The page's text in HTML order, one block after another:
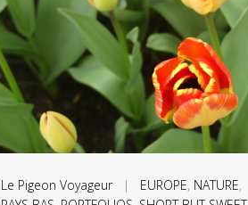
Le Pigeon Voyageur| EUROPE, NATURE,